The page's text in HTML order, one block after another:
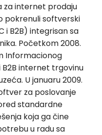
za internet prodaju
pokrenuli softverski
i B2B) integrisan sa
Početkom 2008.
Informacionog
B2B internet trgovinu
U januaru 2009.
za poslovanje
standardne
koja ga čine
u radu sa